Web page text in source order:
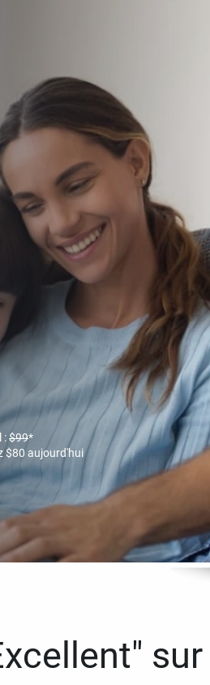
:$99*
$80 aujourd'hui